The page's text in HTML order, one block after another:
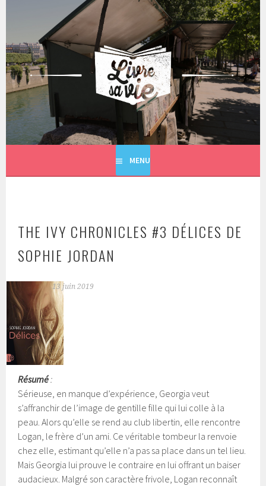
principal
LIVRE SA VIE
MENU
THE IVY CHRONICLES #3 DÉLICES DE
SOPHIE JORDAN
13 juin 2019
Résumé:
Sérieuse, en manque d’expérience, Georgia veut
s’affranchir de l’image de gentille fille qui lui colle à la
peau. Alors qu’elle se rend au club libertin, elle rencontre
Logan, le frère d’un ami. Ce véritable tombeur la renvoie
chez elle, estimant qu’elle n’a pas sa place dans un tel lieu.
Mais Georgia lui prouve le contraire en lui offrant un baiser
audacieux. Malgré son caractère frivole, Logan reconnaît